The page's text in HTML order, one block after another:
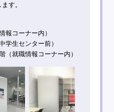
す。
報コーナー内）
学生センター前）
（就職情報コーナー内）